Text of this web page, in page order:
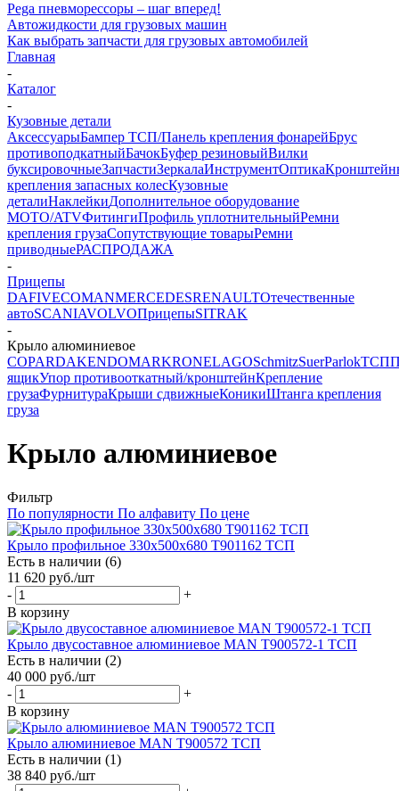
Pega пневморессоры – шаг вперед!
Автожидкости для грузовых машин
Как выбрать запчасти для грузовых автомобилей
Главная
-
Каталог
-
Кузовные детали
АксессуарыБампер ТСП/Панель крепления фонарейБрус
противоподкатныйБачокБуфер резиновыйВилки
буксировочныеЗапчастиЗеркалаИнструментОптика
крепления запасных колесКузовные
деталиНаклейкиДополнительное оборудование
MOTO/ATVФитингиПрофиль уплотнительныйРемни
крепления грузаСопутствующие товарыРемни
приводныеРАСПРОДАЖА
-
Прицепы
DAFIVECOMANMERCEDESRENAULTОтечественные
автоSCANIAVOLVOПрицепыSITRAK
-
Крыло алюминиевое
COPARDAKENDOMARKRONELAGOSchmitzSuerParlokТСП
ящикУпор противооткатный/кронштейнКрепление
грузаФурнитураКрыши сдвижныеКоникиШтанга крепления
груза
Крыло алюминиевое
Фильтр
По популярности По алфавиту По цене
Крыло профильное 330х500х680 T901162 ТСП
Есть в наличии (6)
11 620 руб./шт
-
+
В корзину
Крыло двусоставное алюминиевое MAN T900572-1 ТСП
Есть в наличии (2)
40 000 руб./шт
-
+
В корзину
Крыло алюминиевое MAN T900572 ТСП
Есть в наличии (1)
38 840 руб./шт